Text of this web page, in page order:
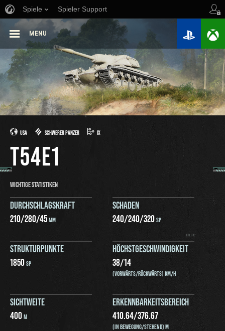
Spiele Spieler Support
MENU
USA SCHWERER PANZER IX
T54E1
WICHTIGE STATISTIKEN
DURCHSCHLAGSKRAFT
210/280/45MM
SCHADEN
240/240/320SP
STRUKTURPUNKTE
1850SP
HÖCHSTGESCHWINDIGKEIT
38/14
(VORWÄRTS/RÜCKWÄRTS) KM/H
SICHTWEITE
400M
ERKENNBARKEITSBEREICH
410.64/376.67
(IN BEWEGUNG/STEHEND) M